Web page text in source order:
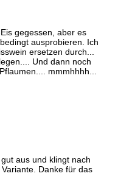
gegessen, aber es
ausprobieren. Ich
ersetzen durch...
Und dann noch
mmmhhhh...
aus und klingt nach
Danke für das